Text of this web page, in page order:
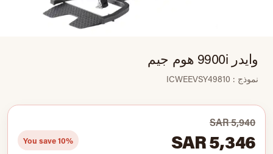
وايدر 9900i هوم جيم
نموذج : ICWEEVSY49810
SAR 5,940
SAR 5,346
You save 10%